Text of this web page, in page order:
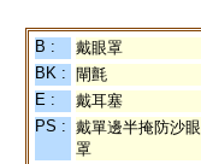
B : 戴眼罩
BK :
閘氈
E :
戴耳塞
PS : 戴單邊半掩防沙眼
罩